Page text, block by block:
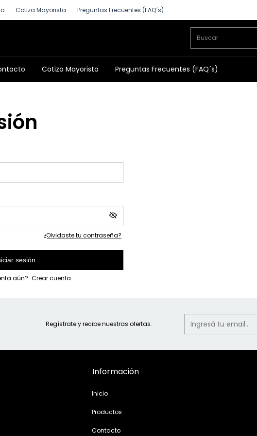
Cotiza Mayorista Preguntas Frecuentes (FAQ´s)
Cotiza Mayorista Preguntas Frecuentes (FAQ´s)
¿Olvidaste tu contraseña?
sesión
aún? Crear cuenta
Regístrate y recibe nuestras ofertas.
Información
Inicio
Productos
Contacto